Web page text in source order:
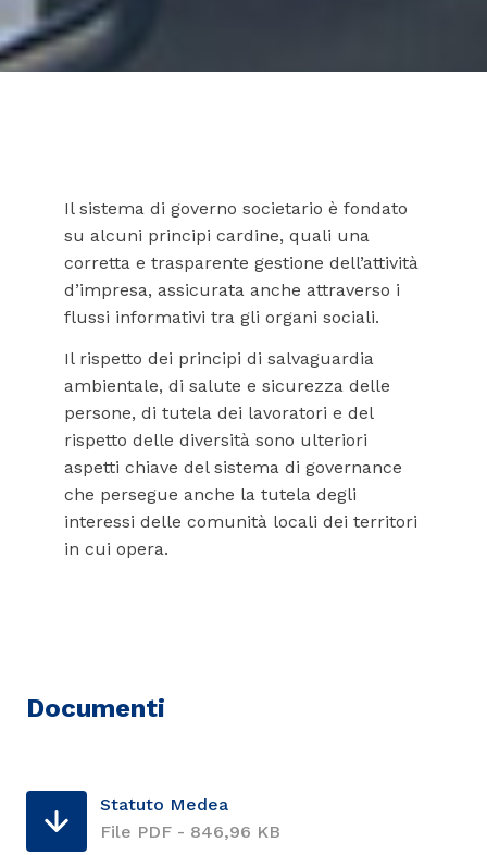
Il sistema di governo societario è fondato
su alcuni principi cardine, quali una
corretta e trasparente gestione dell’attività
d’impresa, assicurata anche attraverso i
flussi informativi tra gli organi sociali.
Il rispetto dei principi di salvaguardia
ambientale, di salute e sicurezza delle
persone, di tutela dei lavoratori e del
rispetto delle diversità sono ulteriori
aspetti chiave del sistema di governance
che persegue anche la tutela degli
interessi delle comunità locali dei territori
in cui opera.
Documenti
Statuto Medea
File PDF - 846,96 KB